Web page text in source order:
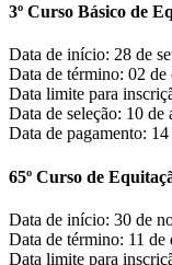
3º Curso Básico de
Data de início: 28 de
Data de término: 02 de
Data limite para
Data de seleção: 10 de
Data de pagamento: 14
65º Curso de
Data de início: 30 de
Data de término: 11 de
Data limite para